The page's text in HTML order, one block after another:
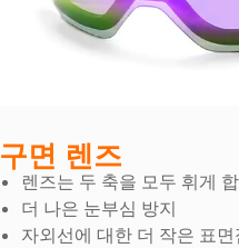
구면 렌즈
렌즈는 두 축을 모두 휘게
더 나은 눈부심 방지
자외선에 대한 더 작은 표면